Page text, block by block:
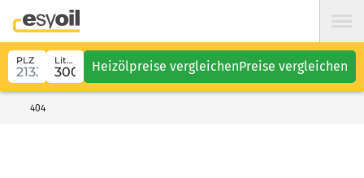
PLZ Liter Heizölpreise vergleichenPreise vergleichen
404